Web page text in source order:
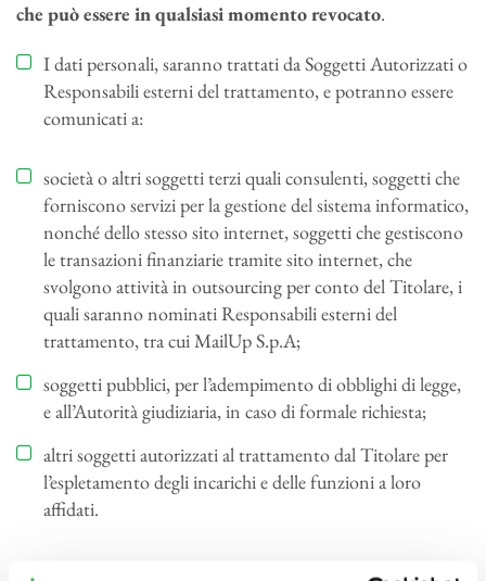
che può essere in qualsiasi momento revocato.
I dati personali, saranno trattati da Soggetti Autorizzati o
Responsabili esterni del trattamento, e potranno essere
comunicati a:
società o altri soggetti terzi quali consulenti, soggetti che
forniscono servizi per la gestione del sistema informatico,
nonché dello stesso sito internet, soggetti che gestiscono
le transazioni finanziarie tramite sito internet, che
svolgono attività in outsourcing per conto del Titolare, i
quali saranno nominati Responsabili esterni del
trattamento, tra cui MailUp S.p.A;
soggetti pubblici, per l’adempimento di obblighi di legge,
e all’Autorità giudiziaria, in caso di formale richiesta;
altri soggetti autorizzati al trattamento dal Titolare per
l’espletamento degli incarichi e delle funzioni a loro
affidati.